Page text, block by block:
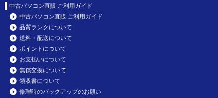
中古パソコン直販 ご利用ガイド
中古パソコン直販 ご利用ガイド
品質ランクについて
送料・配送について
ポイントについて
お支払いについて
無償交換について
領収書について
修理時のバックアップのお願い